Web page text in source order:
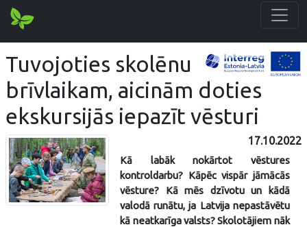
Tuvojoties skolēnu
brīvlaikam, aicinām doties
ekskursijās iepazīt vēsturi
17.10.2022
Kā labāk nokārtot vēstures
kontroldarbu? Kāpēc vispār jāmācās
vēsture? Kā mēs dzīvotu un kādā
valodā runātu, ja Latvija nepastāvētu
kā neatkarīga valsts? Skolotājiem nāk